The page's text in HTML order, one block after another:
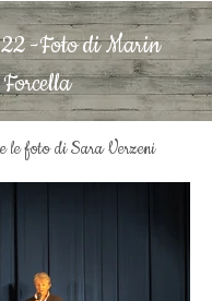
-Foto di Marin
Forcella
le foto di Sara Verzeni